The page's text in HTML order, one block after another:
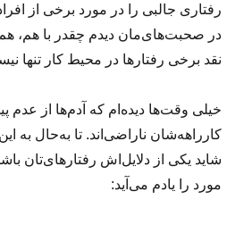
رفتاری جالبی را در مورد برخی از
در صحبت‌های‌مان دیدم چقدر با هم،
نقد برخی رفتارها در محیط کار تنها
خیلی وقت‌ها دیده‌ام که آدم‌ها از
کارراهه‌شان ناراضی‌اند. تا به‌حال به
شاید یکی از دلایل‌اش رفتارهای‌تان
مورد را یادم می‌آید: